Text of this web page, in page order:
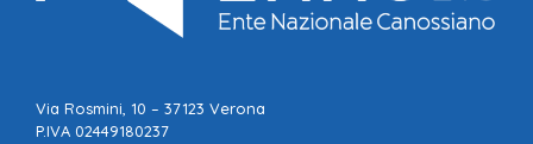
Via Rosmini, 10 – 37123 Verona
P.IVA 02449180237